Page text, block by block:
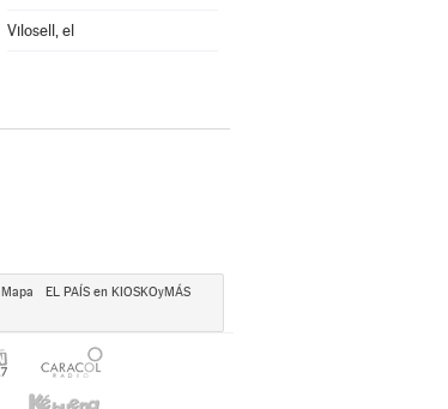
Vilosell, el
Mapa
EL PAÍS en KIOSKOyMÁS